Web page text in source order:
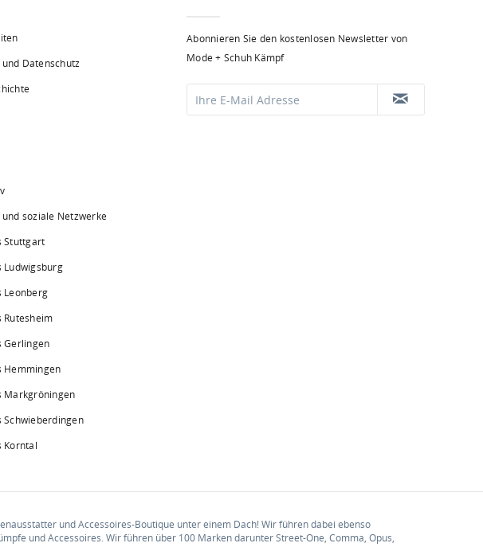
Datenschutz
soziale Netzwerke
Stuttgart
Ludwigsburg
Leonberg
Rutesheim
Gerlingen
Hemmingen
Markgröningen
Schwieberdingen
Korntal
Abonnieren Sie den kostenlosen Newsletter von
Mode + Schuh Kämpf
und Accessoires-Boutique unter einem Dach! Wir führen dabei ebenso
und Accessoires. Wir führen über 100 Marken darunter Street-One, Comma, Opus,